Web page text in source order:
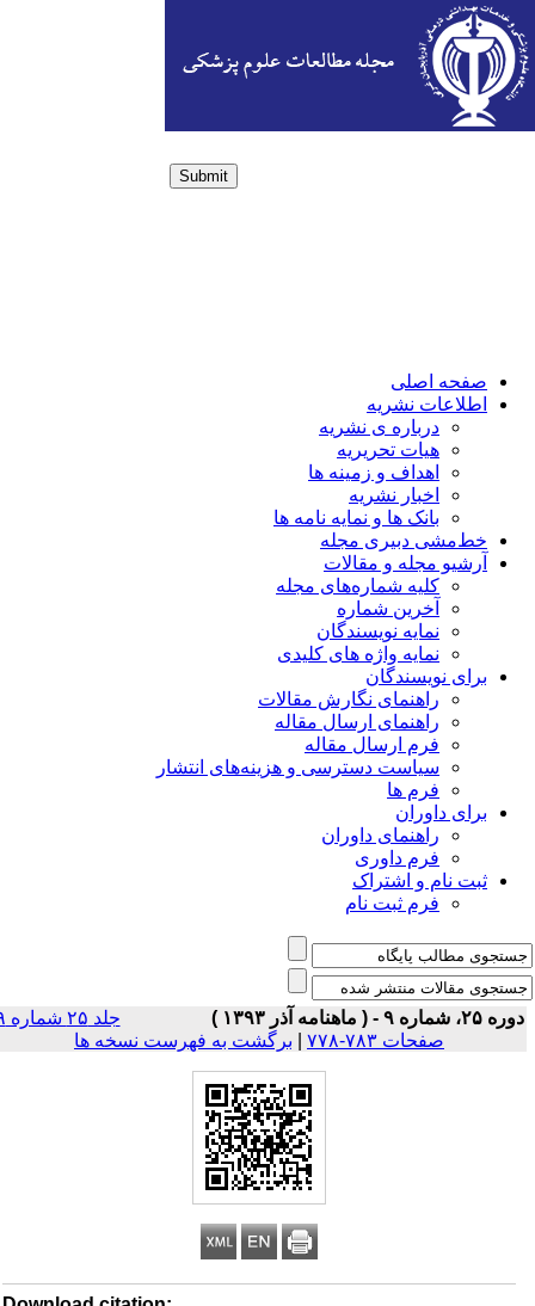
Submit
صفحه اصلی
اطلاعات نشریه
درباره ی نشریه
هیات تحریریه
اهداف و زمینه ها
اخبار نشریه
بانک ها و نمایه نامه ها
خط‌مشی دبیری مجله
آرشیو مجله و مقالات
کلیه شماره‌های مجله
آخرین شماره
نمایه نویسندگان
نمایه واژه های کلیدی
برای نویسندگان
راهنمای نگارش مقالات
راهنمای ارسال مقاله
فرم ارسال مقاله
سیاست دسترسی و هزینه‌های انتشار
فرم ها
برای داوران
راهنمای داوران
فرم داوری
ثبت نام و اشتراک
فرم ثبت نام
شماره ۹ - ( ماهنامه آذر ۱۳۹۳ )
جلد ۲۵ شماره ۹
صفحات ۷۸۳-۷۷۸
| برگشت به فهرست نسخه ها